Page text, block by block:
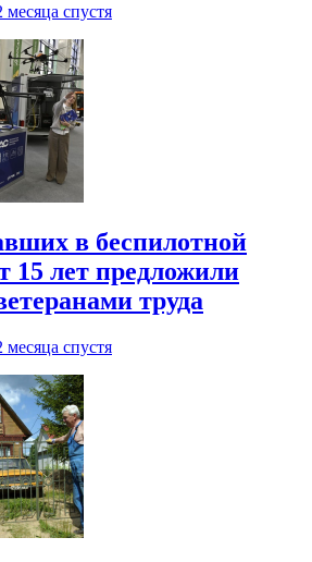
месяца спустя
в беспилотной
15 лет предложили
труда
месяца спустя